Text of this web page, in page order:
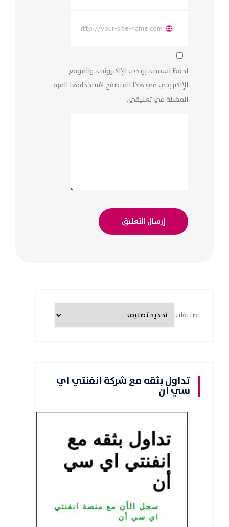
احفظ اسمي، بريدي الإلكتروني، والموقع
الإلكتروني في هذا المتصفح لاستخدامها المرة
المقبلة في تعليقي.
تصنيفات
تداول بثقه مع شركة انفنتي اي
سي ان